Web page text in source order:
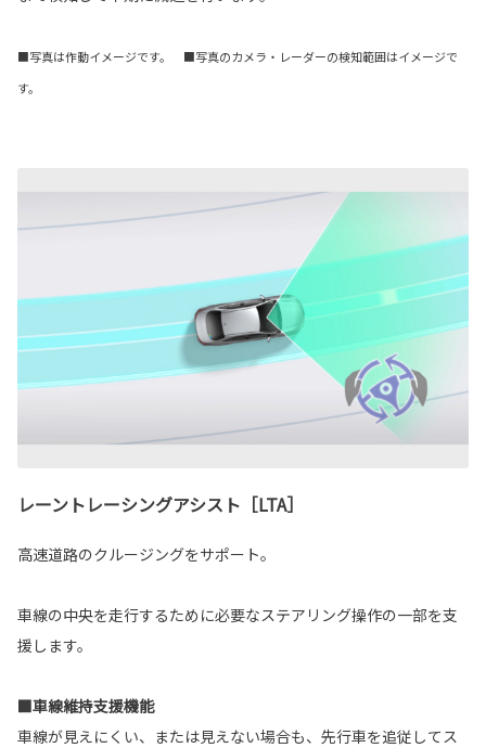
■写真は作動イメージです。 ■写真のカメラ・レーダーの検知範囲はイメージで
す。
レーントレーシングアシスト［LTA］
高速道路のクルージングをサポート。
車線の中央を走行するために必要なステアリング操作の一部を支
援します。
■車線維持支援機能
車線が見えにくい、または見えない場合も、先行車を追従してス